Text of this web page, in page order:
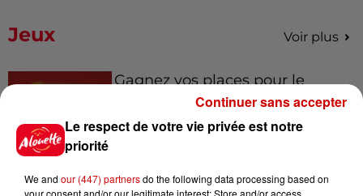
Jeux Voir plus
Gagnez vos places pour le
festival Marché Gourmand 2026
Le Duel - Gagnez vos entrées
Le respect de votre vie privée est notre
priorité
We and our (447) partnersdo the following data processing based on
your consent and/or our legitimate interest: Store and/or access
Continuer sans accepter